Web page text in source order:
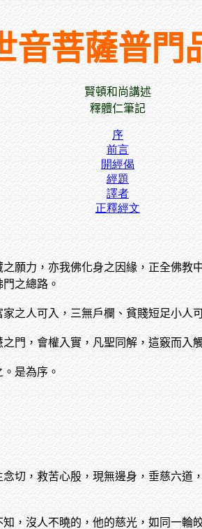
音菩薩普門
賢頓和尚講述
釋體仁筆記
序
前言
開經偈
經題
譯者
正釋經文
願力，亦我佛化身之因緣，正全佛
之總路。
之人可入，三無戶欄、貧賤短足小人
門，會權入實，凡聖同解，這竅而入
是為序。
切，救苦心殷，現無邊身，垂慈六
，沒人不曉的，他的慈光，如同一輪